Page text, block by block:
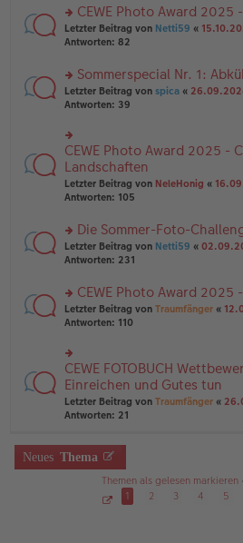
er
B
ei
tr
g
el
es
e
B
ei
tr
g
rs
te
n
g
el
e
n
er
B
ei
tr
g
CEWE Photo Award 2025
Letzter Beitrag von Netti59 «
Antworten: 82
rs
te
u
n
g
el
es
e
er
B
ei
tr
g
Sommerspecial Nr. 1:
Letzter Beitrag von spica «
Antworten: 39
rs
te
r
u
n
el
es
e
B
ei
tr
g
CEWE Photo Award 2025 -
Landschaften
Letzter Beitrag von NeleHonig «
Antworten: 105
rs
te
n
g
el
e
n
er
B
ei
tr
g
Die Sommer-Foto-
Letzter Beitrag von Netti59 «
Antworten: 231
rs
te
u
n
g
el
es
e
er
B
ei
CEWE Photo Award 2025
Letzter Beitrag von Traumfänger «
Antworten: 110
rs
te
r
u
n
el
es
CEWE FOTOBUCH
Einreichen und Gutes tun
Letzter Beitrag von Traumfänger «
Antworten: 21
Neues Thema
Themen als gelesen markieren
1 2 3 4 5